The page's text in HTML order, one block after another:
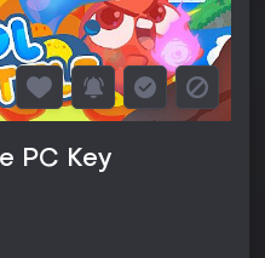
PC Key